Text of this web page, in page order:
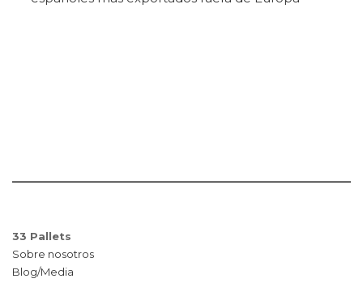
33 Pallets
Sobre nosotros
Blog/Media